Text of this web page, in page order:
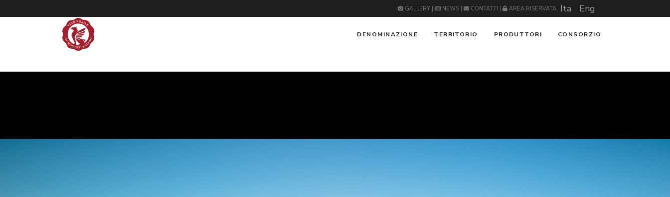
GALLERY NEWS CONTATTI AREA RISERVATA Ita Eng
DENOMINAZIONE TERRITORIO PRODUTTORI CONSORZIO